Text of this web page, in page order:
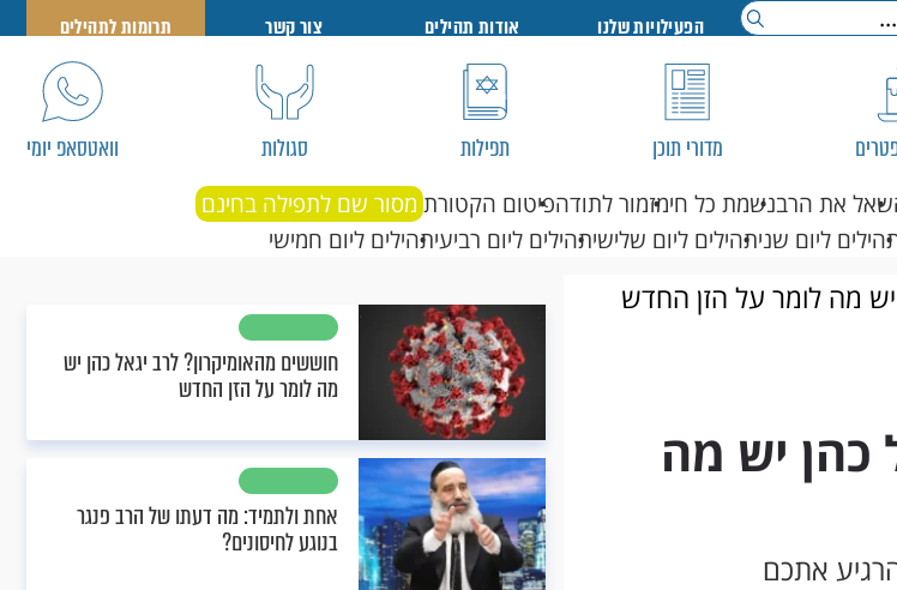
הפעילויות שלנו אודות תהילים צור קשר תרומות לתהילים
מדורי תוכן תפילות סגולות וואטסאפ יומי
שאל את הרבנשמת כל חימזמור לתודהפיטום הקטורת מסור שם לתפילה בחינם
ליום שניתהילים ליום שלישיתהילים ליום רביעיתהילים ליום חמישי
יש מה לומר על הזן החדש
כהן יש מה
אתכם
חוששים מהאומיקרון? לרב יגאל כהן יש
מה לומר על הזן החדש
אחת ולתמיד: מה דעתו של הרב פנגר
בנוגע לחיסונים?